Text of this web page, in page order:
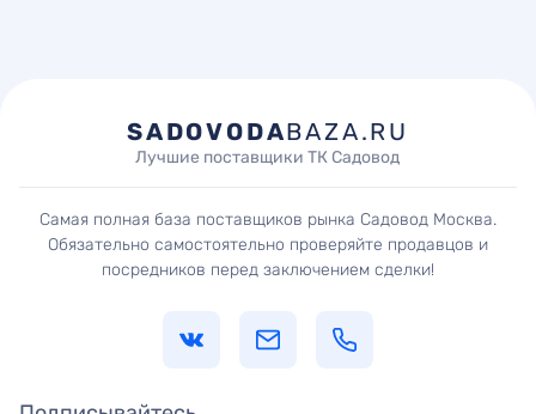
SADOVODABAZA.RU
Лучшие поставщики ТК Садовод
Самая полная база поставщиков рынка Садовод Москва.
Обязательно самостоятельно проверяйте продавцов и
посредников перед заключением сделки!